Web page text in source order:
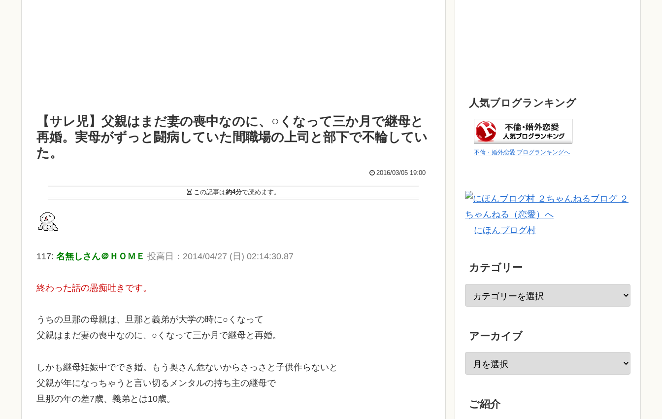
【サレ児】父親はまだ妻の喪中なのに、○くなって三か月で継母と
再婚。実母がずっと闘病していた間職場の上司と部下で不輪してい
た。
2016/03/05 19:00
この記事は約4分で読めます。
117: 名無しさん＠ＨＯＭＥ 投高日：2014/04/27 (日) 02:14:30.87
終わった話の愚痴吐きです。
うちの旦那の母親は、旦那と義弟が大学の時に○くなって
父親はまだ妻の喪中なのに、○くなって三か月で継母と再婚。
しかも継母妊娠中ででき婚。もう奥さん危ないからさっさと子供作らないと
父親が年になっちゃうと言い切るメンタルの持ち主の継母で
旦那の年の差7歳、義弟とは10歳。
人気ブログランキング
不倫・婚外恋愛 ブログランキングへ
にほんブログ村
カテゴリー
アーカイブ
ご紹介